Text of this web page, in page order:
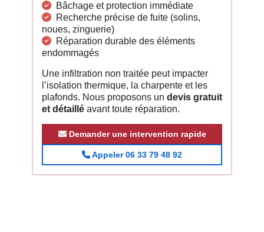
Bâchage et protection immédiate
Recherche précise de fuite (solins,
noues, zinguerie)
Réparation durable des éléments
endommagés
Une infiltration non traitée peut impacter
l’isolation thermique, la charpente et les
plafonds. Nous proposons un devis gratuit
et détaillé avant toute réparation.
Demander une intervention rapide
Appeler 06 33 79 48 92